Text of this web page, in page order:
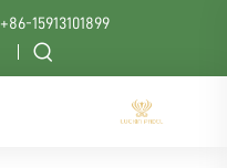
+86-15913101899